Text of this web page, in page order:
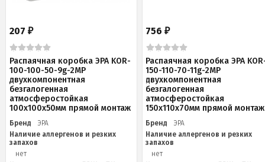
207 ₽
Распаячная коробка ЭРА KOR-
100-100-50-9g-2MP
двухкомпонентная
безгалогенная
атмосферостойкая
100х100х50мм прямой монтаж
Бренд
ЭРА
Наличие аллергенов и резких
запахов
нет
756₽
Распаячная коробка ЭРА
150-110-70-11g-2MP
двухкомпонентная
безгалогенная
атмосферостойкая
150х110х70мм прямой монтаж
Бренд
ЭРА
Наличие аллергенов и резких
запахов
нет